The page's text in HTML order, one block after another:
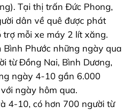
Tại thị trấn Đức Phong,
dân về quê được phát
trợ mỗi xe máy 2 lít xăng.
Bình Phước những ngày qua
từ Đồng Nai, Bình Dương,
ngày 4-10 gần 6.000
ngày hôm qua.
4-10, có hơn 700 người từ